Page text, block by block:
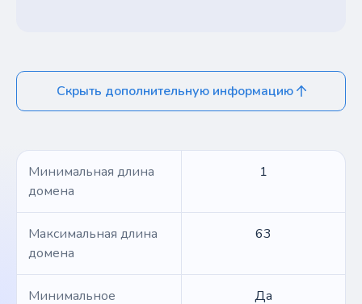
Скрыть дополнительную информацию
Минимальная длина
домена
1
Максимальная длина
домена
63
Минимальное
Да